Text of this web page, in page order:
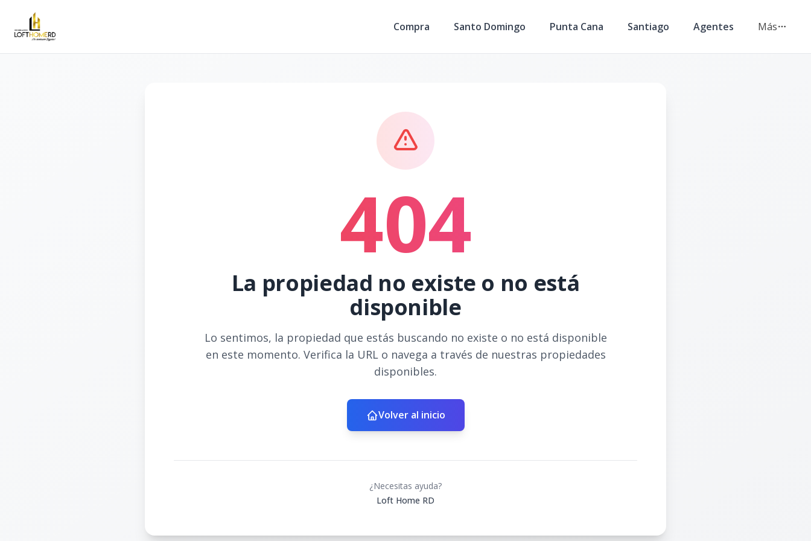
Compra Santo Domingo Punta Cana Santiago Agentes Más
404
La propiedad no existe o no está
disponible
Lo sentimos, la propiedad que estás buscando no existe o no está disponible
en este momento. Verifica la URL o navega a través de nuestras propiedades
disponibles.
Volver al inicio
¿Necesitas ayuda?
Loft Home RD